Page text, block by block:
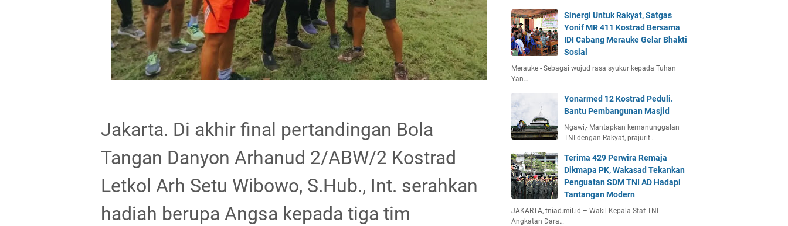
Jakarta. Di akhir final pertandingan Bola
Tangan Danyon Arhanud 2/ABW/2 Kostrad
Letkol Arh Setu Wibowo, S.Hub., Int. serahkan
hadiah berupa Angsa kepada tiga tim
Sinergi Untuk Rakyat, Satgas
Yonif MR 411 Kostrad Bersama
IDI Cabang Merauke Gelar Bhakti
Sosial
Merauke - Sebagai wujud rasa syukur kepada Tuhan
Yan…
Yonarmed 12 Kostrad Peduli.
Bantu Pembangunan Masjid
Ngawi,- Mantapkan kemanunggalan
TNI dengan Rakyat, prajurit…
Terima 429 Perwira Remaja
Dikmapa PK, Wakasad Tekankan
Penguatan SDM TNI AD Hadapi
Tantangan Modern
JAKARTA, tniad.mil.id – Wakil Kepala Staf TNI
Angkatan Dara…